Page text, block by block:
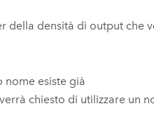
della densità di output che
nome esiste già
chiesto di utilizzare un